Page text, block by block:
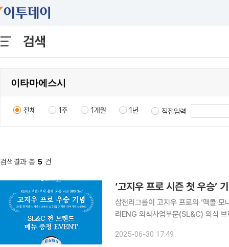
검색
전체 1주 1개월 1년 직접입력
검색결과 총 5 건
삼천리그룹이 고지우 프로의 ‘맥콜·
리ENG 외식사업부문(SL&C) 외식 브랜
기록을 세웠다. 이벤트 기간 동안
2025-06-30 17:49